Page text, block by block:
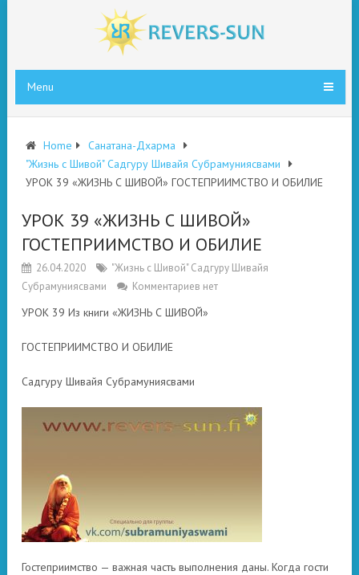
Menu
Home
Санатана-Дхарма
"Жизнь с Шивой" Садгуру Шивайя Субрамуниясвами
УРОК 39 «ЖИЗНЬ С ШИВОЙ» ГОСТЕПРИИМСТВО И ОБИЛИЕ
УРОК 39 «ЖИЗНЬ С ШИВОЙ»
ГОСТЕПРИИМСТВО И ОБИЛИЕ
26.04.2020
"Жизнь с Шивой" Садгуру Шивайя
Субрамуниясвами
Комментариев нет
УРОК 39 Из книги «ЖИЗНЬ С ШИВОЙ»
ГОСТЕПРИИМСТВО И ОБИЛИЕ
Садгуру Шивайя Субрамуниясвами
Гостеприимство — важная часть выполнения даны. Когда гости